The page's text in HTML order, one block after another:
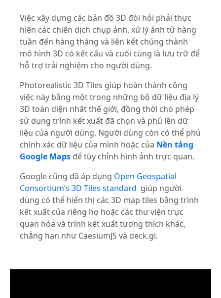
Việc xây dựng các bản đồ 3D đòi hỏi phải thực
hiện các chiến dịch chụp ảnh, xử lý ảnh từ hàng
tuần đến hàng tháng và liên kết chúng thành
mô hình 3D có kết cấu và cuối cùng là lưu trữ để
hỗ trợ trải nghiệm cho người dùng.
Photorealistic 3D Tiles giúp hoàn thành công
việc này bằng một trong những bộ dữ liệu địa lý
3D toàn diện nhất thế giới, đồng thời cho phép
sử dụng trình kết xuất đã chọn và phủ lên dữ
liệu của người dùng. Người dùng còn có thể phủ
chính xác dữ liệu của mình hoặc của Nền tảng
Google Maps để tùy chỉnh hình ảnh trực quan.
Google cũng đã áp dụng Open Geospatial
Consortium’s 3D Tiles standard giúp người
dùng có thể hiển thị các 3D map tiles bằng trình
kết xuất của riêng họ hoặc các thư viện trực
quan hóa và trình kết xuất tương thích khác,
chẳng hạn như CaesiumJS và deck.gl.